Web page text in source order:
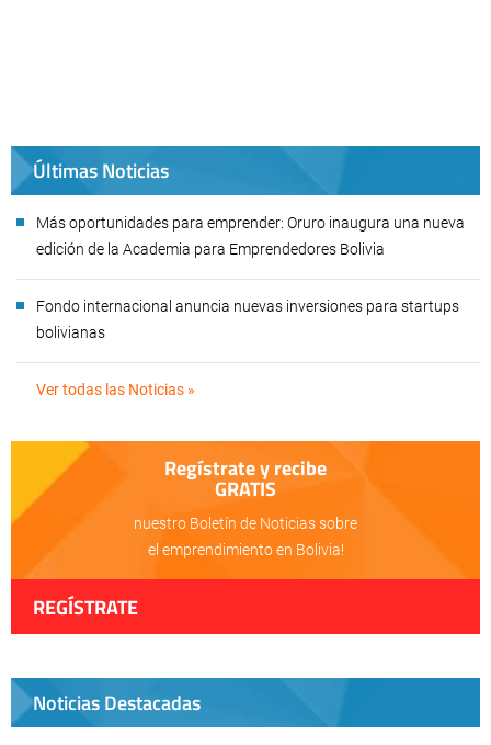
Últimas Noticias
Más oportunidades para emprender: Oruro inaugura una nueva
edición de la Academia para Emprendedores Bolivia
Fondo internacional anuncia nuevas inversiones para startups
bolivianas
Ver todas las Noticias »
Regístrate y recibe
GRATIS
nuestro Boletín de Noticias sobre
el emprendimiento en Bolivia!
REGÍSTRATE
Noticias Destacadas